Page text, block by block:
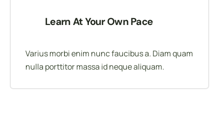
Learn At Your Own Pace
Varius morbi enim nunc faucibus a. Diam quam
nulla porttitor massa id neque aliquam.